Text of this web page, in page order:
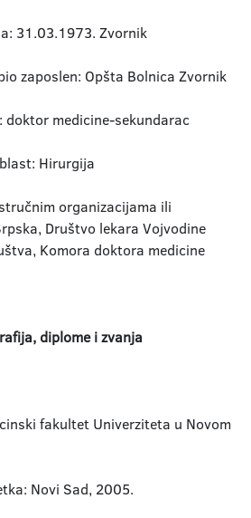
31.03.1973. Zvornik
zaposlen: Opšta Bolnica Zvornik
medicine-sekundarac
Hirurgija
organizacijama ili
Društvo lekara Vojvodine
Komora doktora medicine
diplome i zvanja
fakultet Univerziteta u Novom
Novi Sad, 2005.